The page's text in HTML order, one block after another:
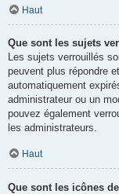
Haut
Que sont les sujets
Les sujets verrouillés
peuvent plus répondre
automatiquement
administrateur ou un
pouvez également
les administrateurs.
Haut
Que sont les icônes